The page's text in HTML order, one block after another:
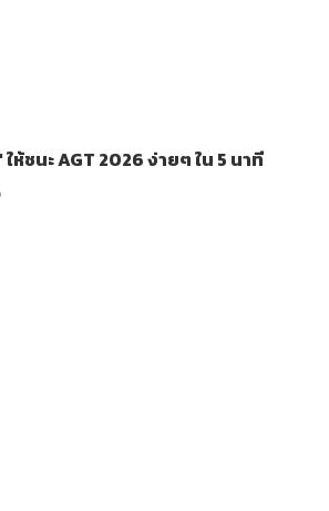
ห้ชนะ AGT 2026 ง่ายๆ ใน 5 นาที